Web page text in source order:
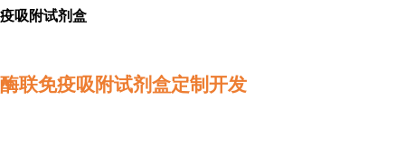
疫吸附试剂盒
酶联免疫吸附试剂盒定制开发